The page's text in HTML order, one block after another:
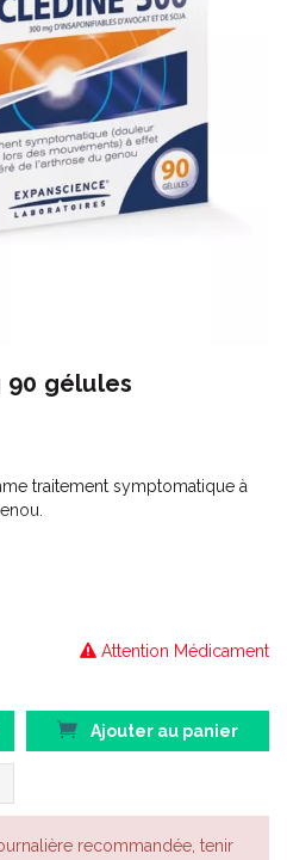
90 gélules
traitement symptomatique à
l'adulte.
Attention Médicament
Ajouter au panier
recommandée, tenir